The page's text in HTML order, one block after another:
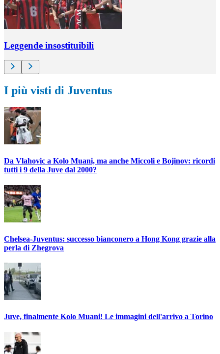
Leggende insostituibili
I più visti di Juventus
Da Vlahovic a Kolo Muani, ma anche Miccoli e Bojinov: ricordi
tutti i 9 della Juve dal 2000?
Chelsea-Juventus: successo bianconero a Hong Kong grazie alla
perla di Zhegrova
Juve, finalmente Kolo Muani! Le immagini dell'arrivo a Torino